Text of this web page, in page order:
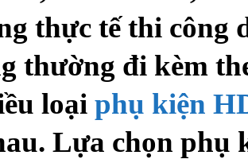
thực tế thi công
thường đi kèm
loại phụ kiện
Lựa chọn phụ